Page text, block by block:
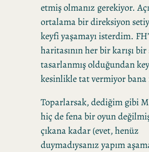
etmiş olmanız gerekiyor.
ortalama bir direksiyon
keyfi yaşamayı isterdim.
haritasının her bir karışı
tasarlanmış olduğundan
kesinlikle tat vermiyor bana
Toparlarsak, dediğim gibi
hiç de fena bir oyun
çıkana kadar (evet, henüz
duymadıysanız yapım